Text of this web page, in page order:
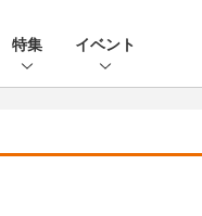
特集 イベント